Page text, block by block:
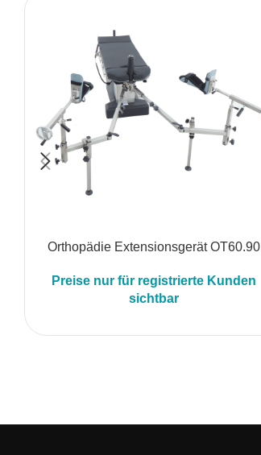
Orthopädie Extensionsgerät OT60.90
Preise nur für registrierte Kunden
sichtbar